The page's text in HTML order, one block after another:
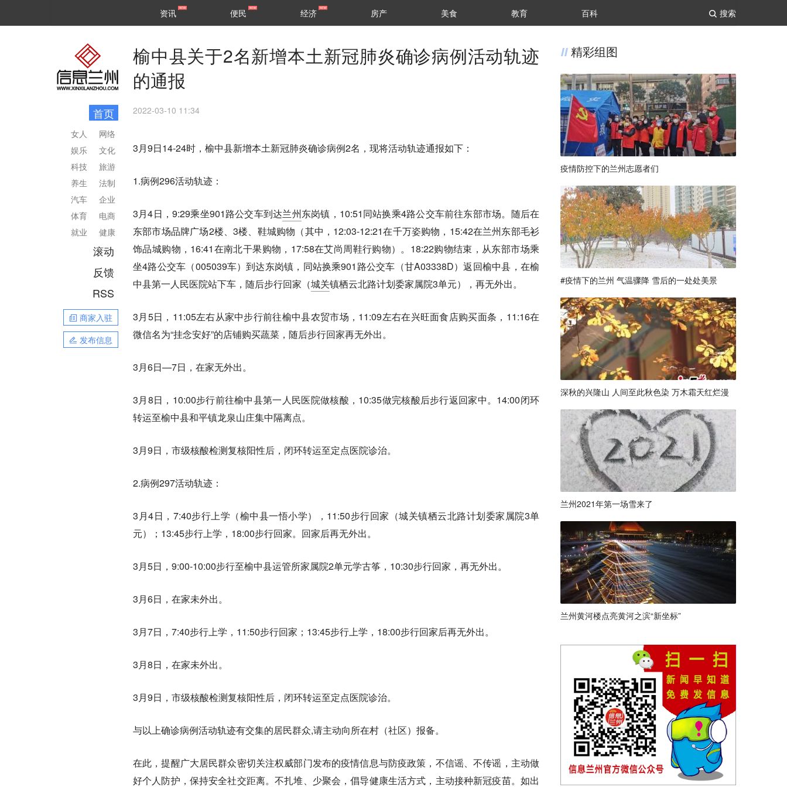
搜索
区县
资讯 便民 经济 房产 美食 教育 百科
首页
网络
文化
旅游
法制
企业
电商
健康
女人
娱乐
科技
养生
汽车
体育
就业
滚动
反馈
RSS
商家入驻
发布信息
榆中县关于2名新增本土新冠肺炎确诊病例活动轨迹
的通报
2022-03-10 11:34
3月9日14-24时，榆中县新增本土新冠肺炎确诊病例2名，现将活动轨迹通报如下：
1.病例296活动轨迹：
3月4日，9:29乘坐901路公交车到达兰州东岗镇，10:51同站换乘4路公交车前往东部市场。随后在
东部市场品牌广场2楼、3楼、鞋城购物（其中，12:03-12:21在千万姿购物，15:42在兰州东部毛衫
饰品城购物，16:41在南北干果购物，17:58在艾尚周鞋行购物）。18:22购物结束，从东部市场乘
坐4路公交车（005039车）到达东岗镇，同站换乘901路公交车（甘A03338D）返回榆中县，在榆
中县第一人民医院站下车，随后步行回家（城关镇栖云北路计划委家属院3单元），再无外出。
3月5日，11:05左右从家中步行前往榆中县农贸市场，11:09左右在兴旺面食店购买面条，11:16在
微信名为“挂念安好”的店铺购买蔬菜，随后步行回家再无外出。
3月6日—7日，在家无外出。
3月8日，10:00步行前往榆中县第一人民医院做核酸，10:35做完核酸后步行返回家中。14:00闭环
转运至榆中县和平镇龙泉山庄集中隔离点。
3月9日，市级核酸检测复核阳性后，闭环转运至定点医院诊治。
2.病例297活动轨迹：
3月4日，7:40步行上学（榆中县一悟小学），11:50步行回家（城关镇栖云北路计划委家属院3单
元）；13:45步行上学，18:00步行回家。回家后再无外出。
3月5日，9:00-10:00步行至榆中县运管所家属院2单元学古筝，10:30步行回家，再无外出。
3月6日，在家未外出。
3月7日，7:40步行上学，11:50步行回家；13:45步行上学，18:00步行回家后再无外出。
3月8日，在家未外出。
3月9日，市级核酸检测复核阳性后，闭环转运至定点医院诊治。
与以上确诊病例活动轨迹有交集的居民群众,请主动向所在村（社区）报备。
在此，提醒广大居民群众密切关注权威部门发布的疫情信息与防疫政策，不信谣、不传谣，主动做
好个人防护，保持安全社交距离。不扎堆、少聚会，倡导健康生活方式，主动接种新冠疫苗。如出
精彩组图
疫情防控下的兰州志愿者们
#疫情下的兰州 气温骤降 雪后的一处处美景
深秋的兴隆山 人间至此秋色染 万木霜天红烂漫
兰州2021年第一场雪来了
兰州黄河楼点亮黄河之滨“新坐标”